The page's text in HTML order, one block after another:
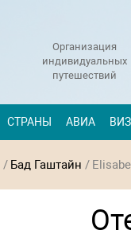
Организация
индивидуальных
путешествий
СТРАНЫ АВИА
/ Бад Гаштайн /